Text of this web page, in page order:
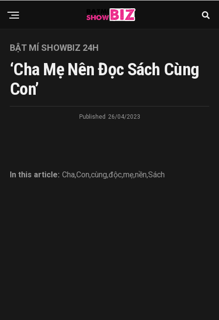
BẬT MÍ SHOWBIZ 24H
‘Cha Mẹ Nên Đọc Sách Cùng
Con’
Published 26/04/2023
In this article: Cha,Con,cùng,độc,mẹ,nền,Sách